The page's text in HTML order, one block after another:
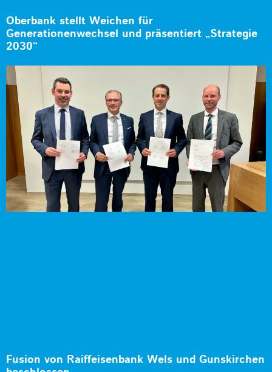
Oberbank stellt Weichen für
Generationenwechsel und präsentiert „Strategie
2030“
Fusion von Raiffeisenbank Wels und Gunskirchen